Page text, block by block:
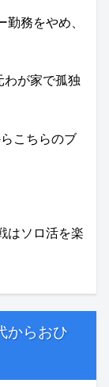
務をやめ、
わが家で孤独
こちらのブ
はソロ活を楽
からおひ